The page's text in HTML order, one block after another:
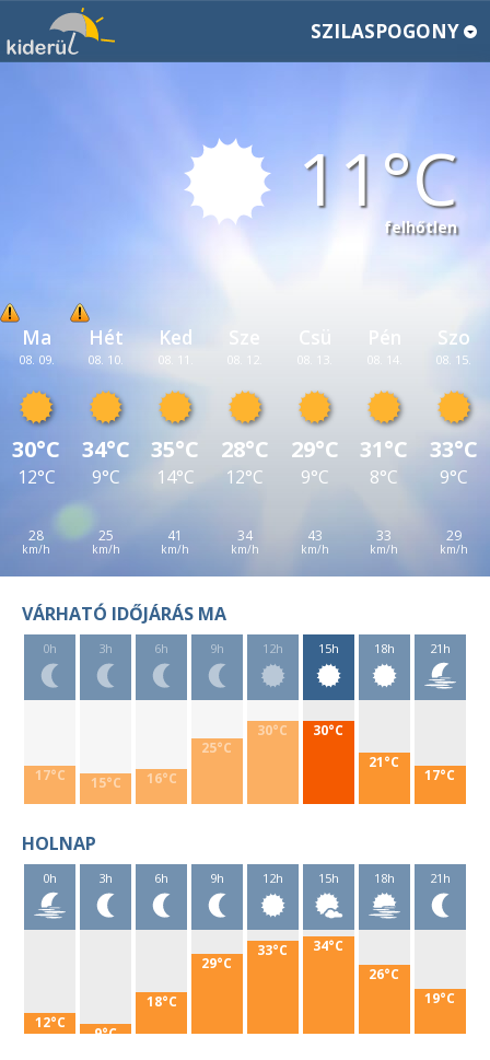
SZILASPOGONY
11
felhőtlen
Ma
08. 09.
30°C
12°C
28
Hét
08. 10.
34°C
9°C
25
Ked
08. 11.
35°C
14°C
41
08. 12.
28°C
12°C
34
08. 13.
29°C
9°C
43
08. 14.
31°C
8°C
33
Szo
08. 15.
33°C
9°C
29
VÁRHATÓ IDŐJÁRÁS MA
0h
17°C
3h
15°C
6h
16°C
9h
25°C
12h
30°C
15h
30°C
18h
21°C
21h
17°C
HOLNAP
0h
12°C
3h
9°C
6h
18°C
9h
29°C
12h
33°C
15h
34°C
18h
26°C
21h
19°C